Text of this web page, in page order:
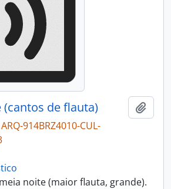
de flauta)
914BRZ4010-CUL-
noite (maior flauta, grande).